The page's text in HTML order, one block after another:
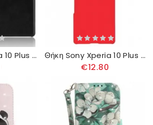
Θήκη Sony Xperia 10 Plus Δερμάτινο Εφέ Litchi Performance Θήκη Sony Xperia 10 Plus Άκαμπτο Κλασικό
€12.80